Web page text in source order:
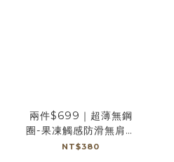
兩件$699｜超薄無鋼
圈-果凍觸感防滑無肩帶
Bra
NT$380